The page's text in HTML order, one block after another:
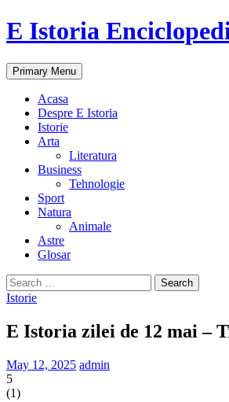
E Istoria
Search
Primary Menu Skip
to
Acasa
Despre E Istoria
Istorie
Arta
Literatura
Business
Tehnologie
Sport
Natura
Animale
Astre
Glosar
Search
for:
Istorie
E Istoria zilei de 12 mai –
May 12, 2025 admin
5
(1)